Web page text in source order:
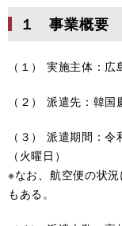
１ 事業概要
（１） 実施主体：広
（２） 派遣先：韓国
（３） 派遣期間：
（火曜日）
※なお、航空便の状
もある。